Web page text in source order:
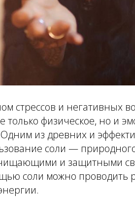
стрессов и негативных
только физическое, но и
из древних и
соли —
и защитными
соли можно проводить